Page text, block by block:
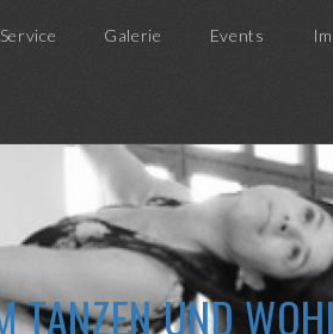
Galerie Events
TANZEN UND